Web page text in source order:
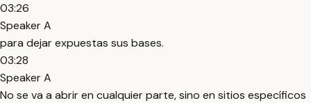
03:26
Speaker A
para dejar expuestas sus bases.
03:28
Speaker A
No se va a abrir en cualquier parte, sino en sitios específicos